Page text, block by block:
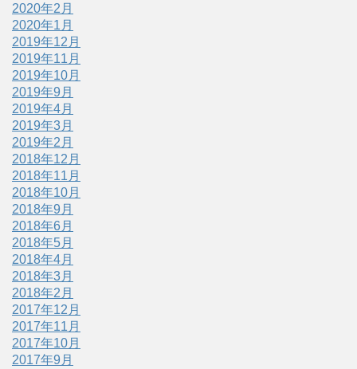
2020年2月
2020年1月
2019年12月
2019年11月
2019年10月
2019年9月
2019年4月
2019年3月
2019年2月
2018年12月
2018年11月
2018年10月
2018年9月
2018年6月
2018年5月
2018年4月
2018年3月
2018年2月
2017年12月
2017年11月
2017年10月
2017年9月